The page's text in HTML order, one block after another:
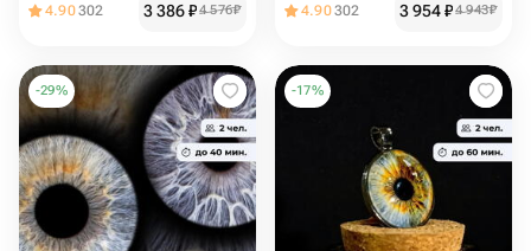
конверте
4.90302 3 386₽4 576₽ 4.90302 3 954₽4 943₽
-29% -17%